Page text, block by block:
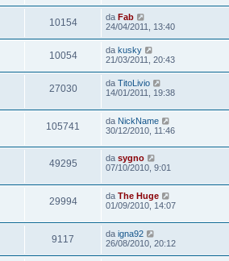
10154 da Fab
24/04/2011, 13:40
10054 da kusky
21/03/2011, 20:43
27030 da TitoLivio
14/01/2011, 19:38
105741 da NickName
30/12/2010, 11:46
49295 da sygno
07/10/2010, 9:01
29994 da The Huge
01/09/2010, 14:07
9117 da igna92
26/08/2010, 20:12